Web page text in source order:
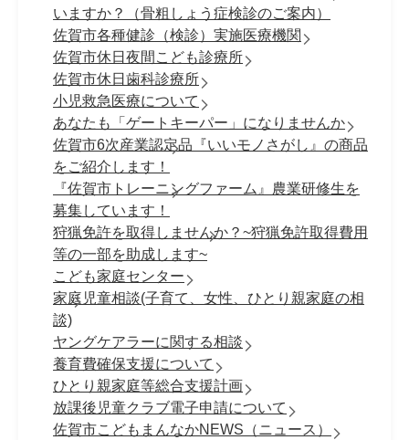
いますか？（骨粗しょう症検診のご案内）
佐賀市各種健診（検診）実施医療機関
佐賀市休日夜間こども診療所
佐賀市休日歯科診療所
小児救急医療について
あなたも「ゲートキーパー」になりませんか
佐賀市6次産業認定品『いいモノさがし』の商品
をご紹介します！
『佐賀市トレーニングファーム』農業研修生を
募集しています！
狩猟免許を取得しませんか？~狩猟免許取得費用
等の一部を助成します~
こども家庭センター
家庭児童相談(子育て、女性、ひとり親家庭の相
談)
ヤングケアラーに関する相談
養育費確保支援について
ひとり親家庭等総合支援計画
放課後児童クラブ電子申請について
佐賀市こどもまんなかNEWS（ニュース）